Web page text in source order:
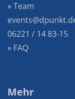
» Team
06221 / 14 83-15
» FAQ
Mehr